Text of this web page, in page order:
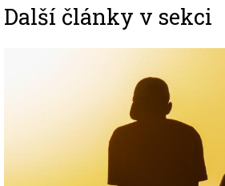
Další články v sekci